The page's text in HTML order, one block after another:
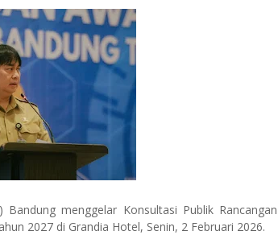
menggelar Konsultasi Publik Rancangan
2027 di Grandia Hotel, Senin, 2 Februari 2026.